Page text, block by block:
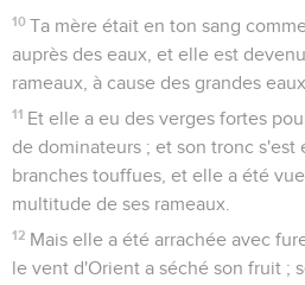
10 Ta mère était en ton sang
auprès des eaux, et elle est
rameaux, à cause des grandes eaux.
11 Et elle a eu des verges fortes
de dominateurs ; et son tronc s'est
branches touffues, et elle a été
multitude de ses rameaux.
12 Mais elle a été arrachée avec
le vent d'Orient a séché son fruit ;